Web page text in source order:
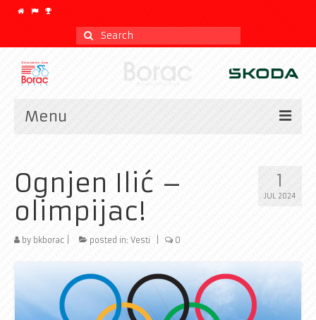
Search
for:
Menu
Kalendar
CLASSIC
Istorijat
Galerija
1
JUL 2024
Ognjen Ilić –
olimpijac!
by bkborac posted in: Vesti 0